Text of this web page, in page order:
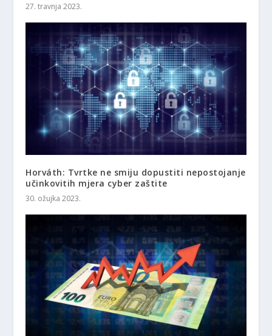
27. travnja 2023.
Horváth: Tvrtke ne smiju dopustiti nepostojanje
učinkovitih mjera cyber zaštite
30. ožujka 2023.